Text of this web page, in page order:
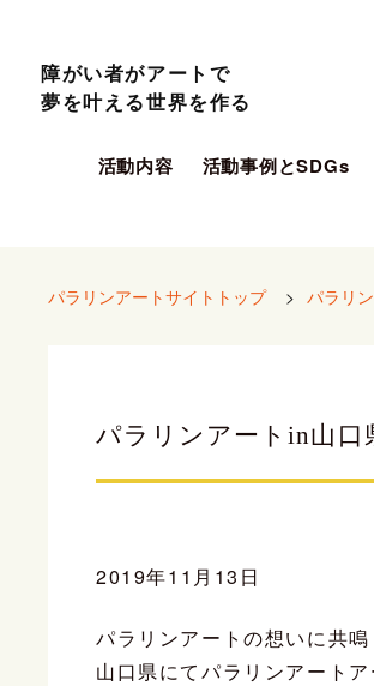
活動内容 活動事例とSDGs
障がい者がアートで
夢を叶える世界を作る
パラリンアートサイトトップ > パラリ
パラリンアートin山口
2019年11月13日
パラリンアートの想いに共
山口県にてパラリンアート